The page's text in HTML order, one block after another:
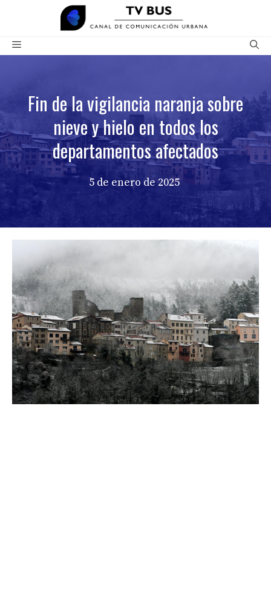
contenido
Menú
Fin de la vigilancia naranja sobre
nieve y hielo en todos los
departamentos afectados
5 de enero de 2025